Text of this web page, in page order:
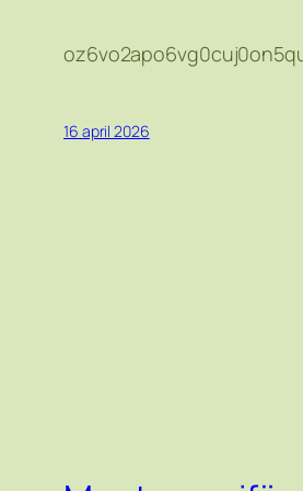
16 april 2026